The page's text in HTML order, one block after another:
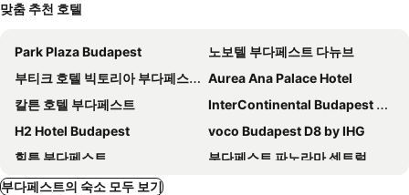
맞춤 추천 호텔
Park Plaza Budapest
노보텔 부다페스트 다뉴브
부티크 호텔 빅토리아 부다페스트
Aurea Ana Palace Hotel
칼튼 호텔 부다페스트
InterContinental Budapest by IHG
H2 Hotel Budapest
voco Budapest D8 by IHG
힐튼 부다페스트
부다페스트 파노라마 센트럴
Three Corners Downtown Hotel
부다페스트의 숙소 모두 보기